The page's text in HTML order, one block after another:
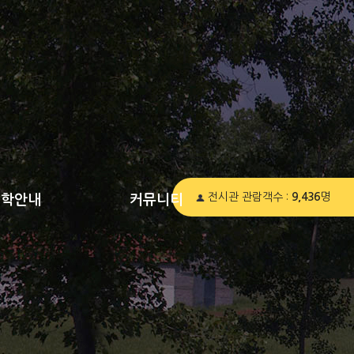
전시관 관람객수 : 9,436명
안내 커뮤니티